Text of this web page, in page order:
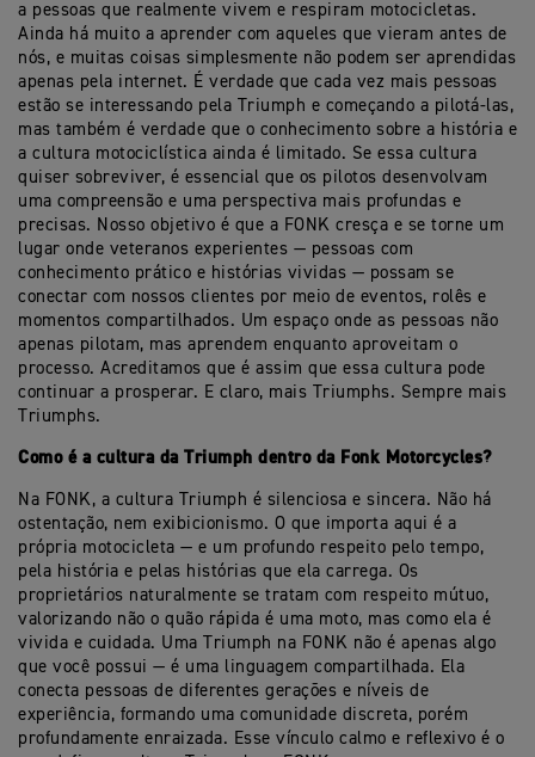
a pessoas que realmente vivem e respiram motocicletas.
Ainda há muito a aprender com aqueles que vieram antes de
nós, e muitas coisas simplesmente não podem ser aprendidas
apenas pela internet. É verdade que cada vez mais pessoas
estão se interessando pela Triumph e começando a pilotá-las,
mas também é verdade que o conhecimento sobre a história e
a cultura motociclística ainda é limitado. Se essa cultura
quiser sobreviver, é essencial que os pilotos desenvolvam
uma compreensão e uma perspectiva mais profundas e
precisas. Nosso objetivo é que a FONK cresça e se torne um
lugar onde veteranos experientes — pessoas com
conhecimento prático e histórias vividas — possam se
conectar com nossos clientes por meio de eventos, rolês e
momentos compartilhados. Um espaço onde as pessoas não
apenas pilotam, mas aprendem enquanto aproveitam o
processo. Acreditamos que é assim que essa cultura pode
continuar a prosperar. E claro, mais Triumphs. Sempre mais
Triumphs.
Como é a cultura da Triumph dentro da Fonk Motorcycles?
Na FONK, a cultura Triumph é silenciosa e sincera. Não há
ostentação, nem exibicionismo. O que importa aqui é a
própria motocicleta — e um profundo respeito pelo tempo,
pela história e pelas histórias que ela carrega. Os
proprietários naturalmente se tratam com respeito mútuo,
valorizando não o quão rápida é uma moto, mas como ela é
vivida e cuidada. Uma Triumph na FONK não é apenas algo
que você possui — é uma linguagem compartilhada. Ela
conecta pessoas de diferentes gerações e níveis de
experiência, formando uma comunidade discreta, porém
profundamente enraizada. Esse vínculo calmo e reflexivo é o